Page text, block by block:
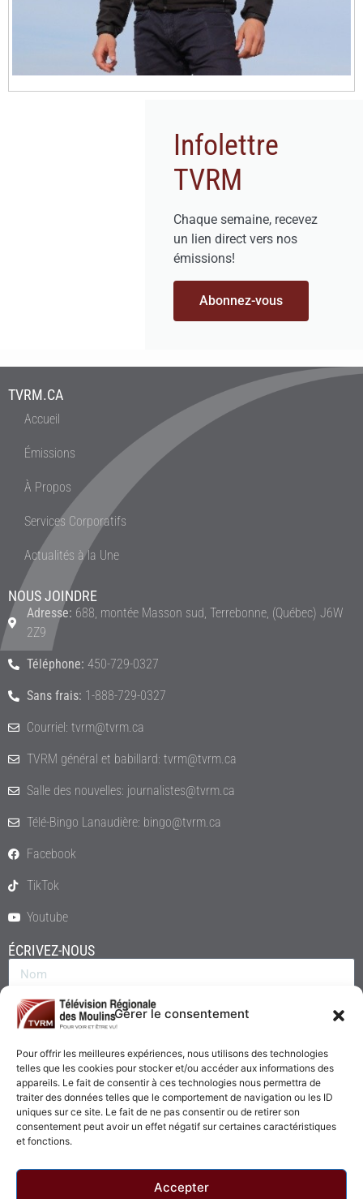
Gérer le consentement
Pour offrir les meilleures expériences, nous utilisons des technologies
telles que les cookies pour stocker et/ou accéder aux informations des
appareils. Le fait de consentir à ces technologies nous permettra de
traiter des données telles que le comportement de navigation ou les ID
uniques sur ce site. Le fait de ne pas consentir ou de retirer son
consentement peut avoir un effet négatif sur certaines caractéristiques
et fonctions.
Accepter
Infolettre
TVRM
Chaque semaine, recevez
un lien direct vers nos
émissions!
Abonnez-vous
TVRM.CA
Accueil
Émissions
À Propos
Services Corporatifs
Actualités à la Une
NOUS JOINDRE
Adresse: 688, montée Masson sud, Terrebonne, (Québec) J6W
2Z9
Téléphone: 450-729-0327
Sans frais: 1-888-729-0327
Courriel: tvrm@tvrm.ca
TVRM général et babillard: tvrm@tvrm.ca
Salle des nouvelles: journalistes@tvrm.ca
Télé-Bingo Lanaudière: bingo@tvrm.ca
Facebook
TikTok
Youtube
ÉCRIVEZ-NOUS